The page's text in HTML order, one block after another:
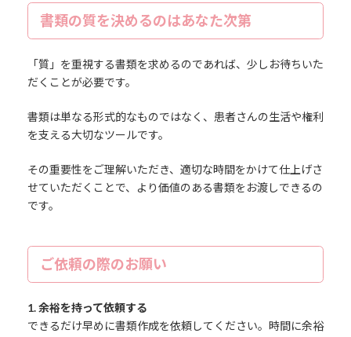
書類の質を決めるのはあなた次第
「質」を重視する書類を求めるのであれば、少しお待ちいた
だくことが必要です。
書類は単なる形式的なものではなく、患者さんの生活や権利
を支える大切なツールです。
その重要性をご理解いただき、適切な時間をかけて仕上げさ
せていただくことで、より価値のある書類をお渡しできるの
です。
ご依頼の際のお願い
1. 余裕を持って依頼する
できるだけ早めに書類作成を依頼してください。時間に余裕